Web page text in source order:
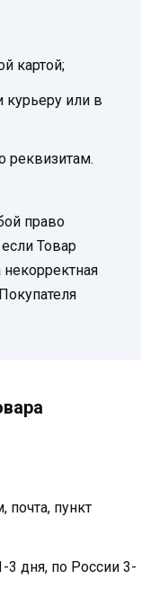
картой;
курьеру или в
реквизитам.
право
Товар
некорректная
почта, пункт
3 дня, по России 3-